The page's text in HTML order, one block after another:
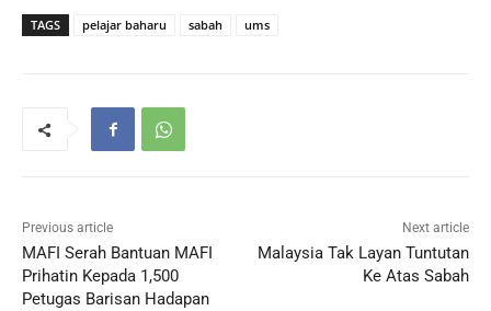
TAGS pelajar baharu sabah ums
Previous article
MAFI Serah Bantuan MAFI
Prihatin Kepada 1,500
Petugas Barisan Hadapan
Next article
Malaysia Tak Layan Tuntutan
Ke Atas Sabah